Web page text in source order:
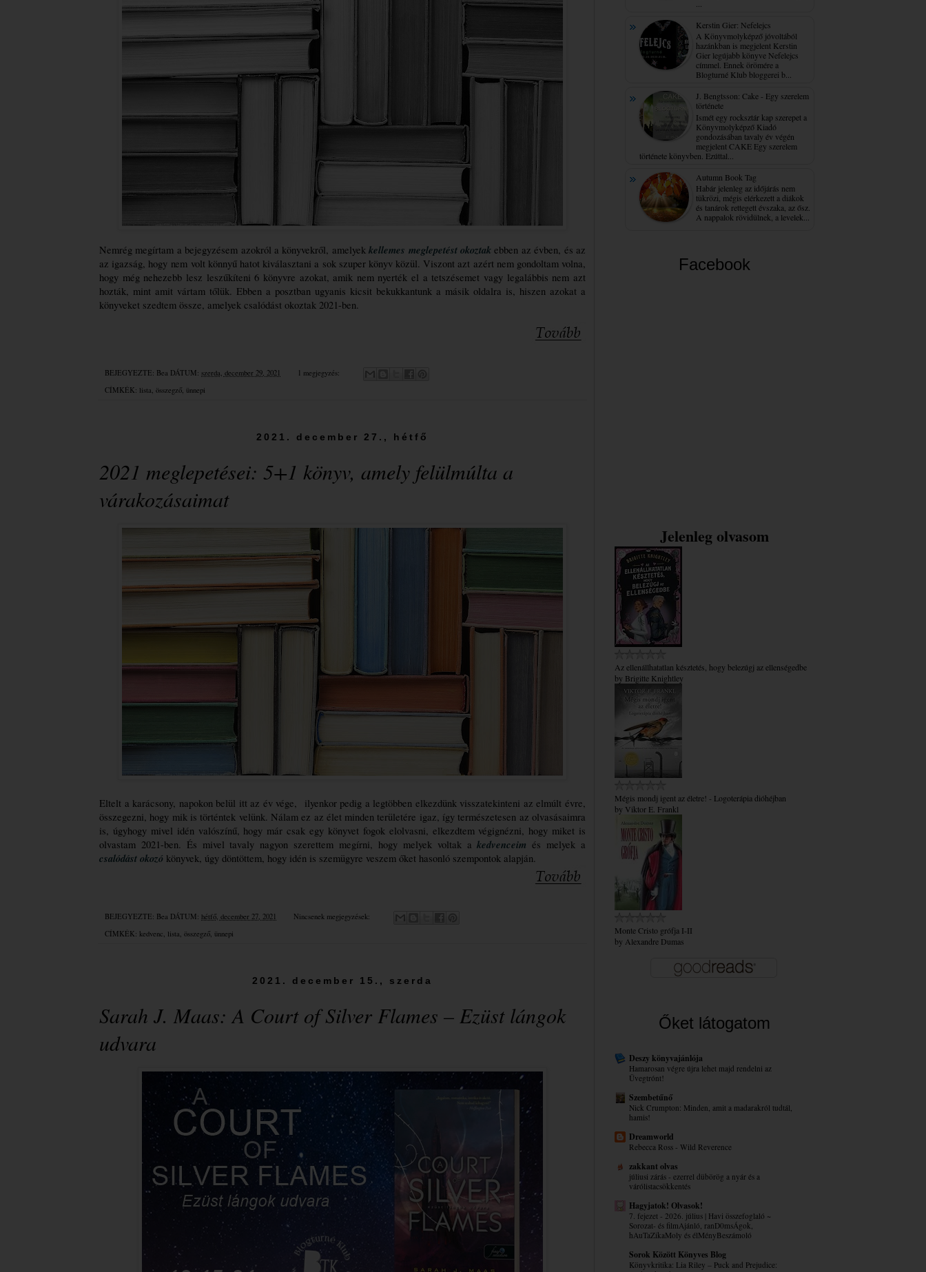
Nemrég megírtam a bejegyzésem azokról a könyvekről, amelyek kellemes meglepetést okoztak ebben az évben, és az
az igazság, hogy nem volt könnyű hatot kiválasztani a sok szuper könyv közül. Viszont azt azért nem gondoltam volna,
hogy még nehezebb lesz leszűkíteni 6 könyvre azokat, amik nem nyerték el a tetszésemet vagy legalábbis nem azt
hozták, mint amit vártam tőlük. Ebben a posztban ugyanis kicsit bekukkantunk a másik oldalra is, hiszen azokat a
könyveket szedtem össze, amelyek csalódást okoztak 2021-ben.
BEJEGYEZTE: Bea DÁTUM: szerda, december 29, 2021
1 megjegyzés:
CÍMKÉK: lista összegző ünnepi
2021. december 27., hétfő
2021 meglepetései: 5+1 könyv, amely felülmúlta a
várakozásaimat
Eltelt a karácsony, napokon belül itt az év vége,  ilyenkor pedig a legtöbben elkezdünk visszatekinteni az elmúlt évre,
összegezni, hogy mik is történtek velünk. Nálam ez az élet minden területére igaz, így természetesen az olvasásaimra
is, úgyhogy mivel idén valószínű, hogy már csak egy könyvet fogok elolvasni, elkezdtem végignézni, hogy miket is
olvastam 2021-ben. És mivel tavaly nagyon szerettem megírni, hogy melyek voltak a kedvenceim
csalódást okozó könyvek, úgy döntöttem, hogy idén is szemügyre veszem őket hasonló szempontok alapján.
BEJEGYEZTE: Bea DÁTUM: hétfő, december 27, 2021
Nincsenek megjegyzések:
CÍMKÉK: kedvenc lista összegző ünnepi
2021. december 15., szerda
Sarah J. Maas: A ​Court of Silver Flames – Ezüst lángok
udvara
Kerstin Gier: Nefelejcs
A Könyvmolyképző jóvoltából
hazánkban is megjelent Kerstin
Gier legújabb könyve Nefelejcs
címmel. Ennek örömére a
Blogturné Klub bloggerei b...
J. Bengtsson: Cake - Egy ​szerelem
története
Ismét egy rocksztár kap szerepet a
Könyvmolyképző Kiadó
gondozásában tavaly év végén
megjelent CAKE Egy szerelem
története könyvben. Ezúttal...
Autumn Book Tag
Habár jelenleg az időjárás nem
tükrözi, mégis elérkezett a diákok
és tanárok rettegett évszaka, az ősz.
A nappalok rövidülnek, a levelek...
Facebook
Jelenleg olvasom
Az ​ellenállhatatlan késztetés, hogy belezúgj az ellenségedbe
by Brigitte Knightley
Mégis mondj igent az életre! - Logoterápia dióhéjban
by Viktor E. Frankl
Monte Cristo grófja I-II
by Alexandre Dumas
Őket látogatom
Deszy könyvajánlója
Hamarosan végre újra lehet majd rendelni az
Üvegtrónt!
Szembetűnő
Nick Crumpton: Minden, amit a madarakról tudtál,
hamis!
Dreamworld
Rebecca Ross - Wild Reverence
zakkant olvas
júliusi zárás - ezerrel dübörög a nyár és a
várólistacsökkentés
Hagyjatok! Olvasok!
7. fejezet - 2026. július | Havi összefoglaló ~
Sorozat- és filmAjánló, ranD0msÁgok,
hAuTaZikaMoly és élMényBeszámoló
Sorok Között Könyves Blog
Könyvkritika: Lia Riley – Puck ​and Prejudice: